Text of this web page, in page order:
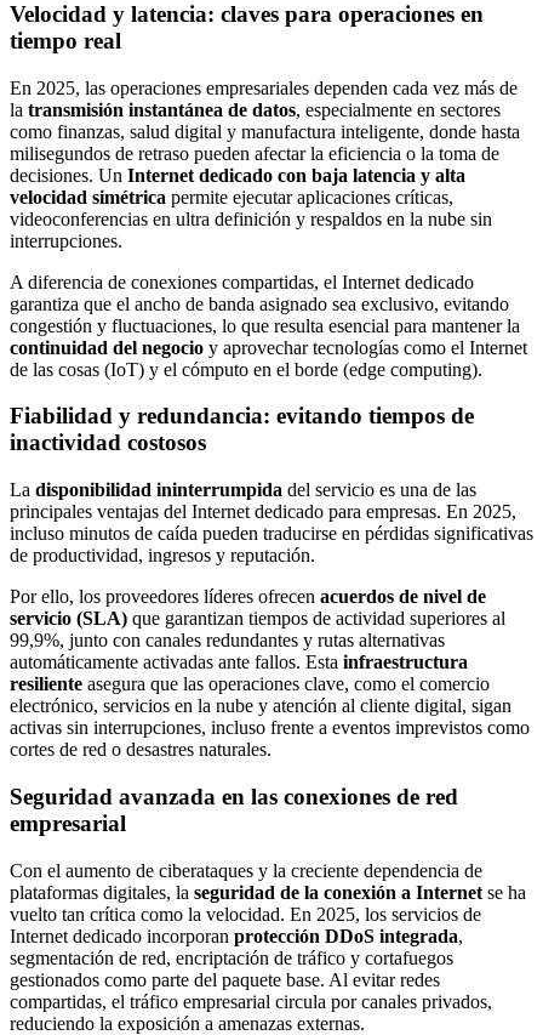
Velocidad y latencia: claves para operaciones en
tiempo real
En 2025, las operaciones empresariales dependen cada vez más de
la transmisión instantánea de datos, especialmente en sectores
como finanzas, salud digital y manufactura inteligente, donde hasta
milisegundos de retraso pueden afectar la eficiencia o la toma de
decisiones. Un Internet dedicado con baja latencia y alta
velocidad simétrica permite ejecutar aplicaciones críticas,
videoconferencias en ultra definición y respaldos en la nube sin
interrupciones.
A diferencia de conexiones compartidas, el Internet dedicado
garantiza que el ancho de banda asignado sea exclusivo, evitando
congestión y fluctuaciones, lo que resulta esencial para mantener la
continuidad del negocio y aprovechar tecnologías como el Internet
de las cosas (IoT) y el cómputo en el borde (edge computing).
Fiabilidad y redundancia: evitando tiempos de
inactividad costosos
La disponibilidad ininterrumpida del servicio es una de las
principales ventajas del Internet dedicado para empresas. En 2025,
incluso minutos de caída pueden traducirse en pérdidas significativas
de productividad, ingresos y reputación.
Por ello, los proveedores líderes ofrecen acuerdos de nivel de
servicio (SLA) que garantizan tiempos de actividad superiores al
99,9%, junto con canales redundantes y rutas alternativas
automáticamente activadas ante fallos. Esta infraestructura
resiliente asegura que las operaciones clave, como el comercio
electrónico, servicios en la nube y atención al cliente digital, sigan
activas sin interrupciones, incluso frente a eventos imprevistos como
cortes de red o desastres naturales.
Seguridad avanzada en las conexiones de red
empresarial
Con el aumento de ciberataques y la creciente dependencia de
plataformas digitales, la seguridad de la conexión a Internet se ha
vuelto tan crítica como la velocidad. En 2025, los servicios de
Internet dedicado incorporan protección DDoS integrada,
segmentación de red, encriptación de tráfico y cortafuegos
gestionados como parte del paquete base. Al evitar redes
compartidas, el tráfico empresarial circula por canales privados,
reduciendo la exposición a amenazas externas.